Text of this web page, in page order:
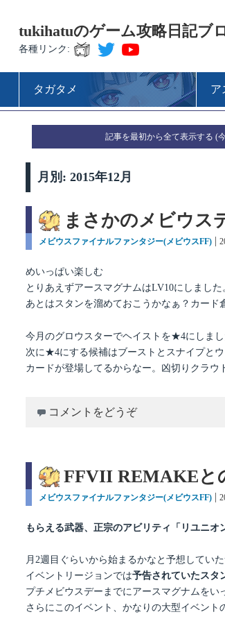
tukihatuのゲーム攻略日記ブ
各種リンク:
タガタメ ア
記事を最初から全て表示する
月別: 2015年12月
まさかのメビウス
カ
ゴ
リ
メビウスファイナルファンタジー(メビウスFF)
めいっぱい楽しむ
とりあえずアースマグナムはLV10にしまし
あとはスタンを溜めておこうかなぁ？カー
今月のグロウスターでヘイストを★4にしまし
次に★4にする候補はブーストとスナイプと
カードが登場してるからなー。凶切りクラウ
コメントをどうぞ
FFVII REMAKEと
カ
ゴ
ー
メビウスファイナルファンタジー(メビウスFF)
もらえる武器、正宗のアビリティ「リユニ
月2週目ぐらいから始まるかなと予想してい
イベントリージョンでは予告されていたスタ
プチメビウスデーまでにアースマグナムを
さらにこのイベント、かなりの大型イベント